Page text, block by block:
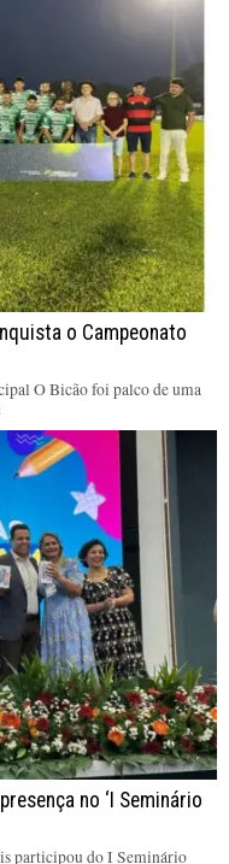
o Campeonato
O Bicão foi palco de uma
no ‘I Seminário
participou do I Seminário